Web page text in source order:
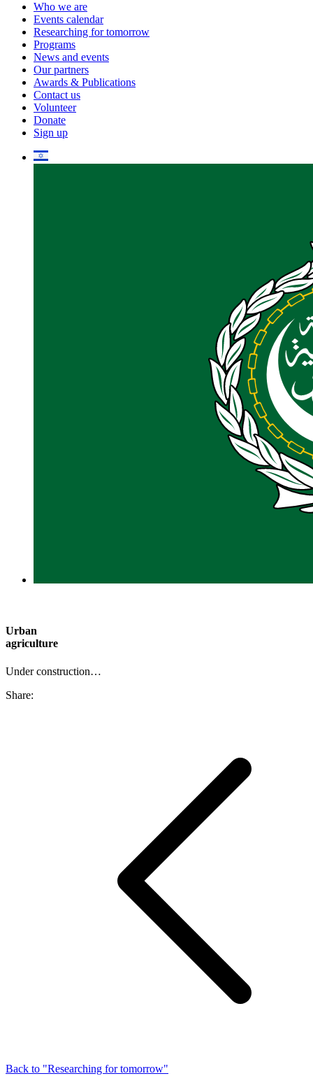
Who we are
Events calendar
Researching for tomorrow
Programs
News and events
Our partners
Awards & Publications
Contact us
Volunteer
Donate
Sign up
Urban
agriculture
Under construction…
Share:
Back to "Researching for tomorrow"